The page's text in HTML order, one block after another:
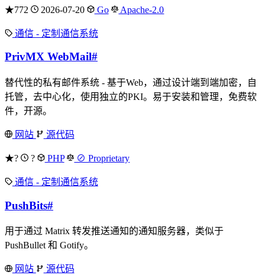
★772 2026-07-20 Go Apache-2.0
通信 - 定制通信系统
PrivMX WebMail#
替代性的私有邮件系统 - 基于Web，通过设计端到端加密，自
托管，去中心化，使用独立的PKI。易于安装和管理，免费软
件，开源。
网站 源代码
★? ? PHP ⊘ Proprietary
通信 - 定制通信系统
PushBits#
用于通过 Matrix 转发推送通知的通知服务器，类似于
PushBullet 和 Gotify。
网站 源代码